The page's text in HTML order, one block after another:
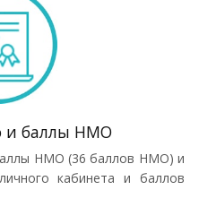
и баллы НМО
НМО (36 баллов НМО) и
кабинета и баллов